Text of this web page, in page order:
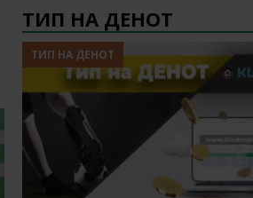
ТИП НА ДЕНОТ
ТИП НА ДЕНОТ